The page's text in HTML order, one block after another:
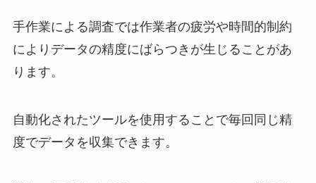
手作業による調査では作業者の疲労や時間的制約
によりデータの精度にばらつきが生じることがあ
ります。
自動化されたツールを使用することで毎回同じ精
度でデータを収集できます。